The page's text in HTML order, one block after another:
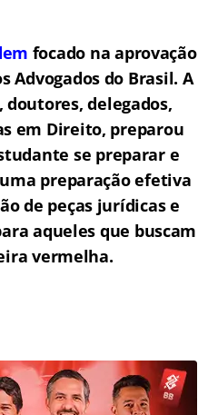
focado na aprovação
Advogados do Brasil. A
delegados,
em Direito, preparou
se preparar e
preparação efetiva
de peças jurídicas e
aqueles que buscam
vermelha.